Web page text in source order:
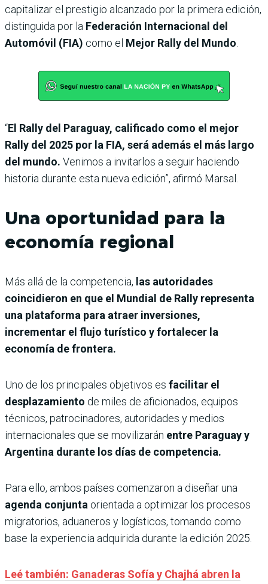
capitalizar el prestigio alcanzado por la primera edición,
distinguida por la Federación Internacional del
Automóvil (FIA) como el Mejor Rally del Mundo.
“El Rally del Paraguay, calificado como el mejor
Rally del 2025 por la FIA, será además el más largo
del mundo. Venimos a invitarlos a seguir haciendo
historia durante esta nueva edición”, afirmó Marsal.
Una oportunidad para la
economía regional
Más allá de la competencia, las autoridades
coincidieron en que el Mundial de Rally representa
una plataforma para atraer inversiones,
incrementar el flujo turístico y fortalecer la
economía de frontera.
Uno de los principales objetivos es facilitar el
desplazamiento de miles de aficionados, equipos
técnicos, patrocinadores, autoridades y medios
internacionales que se movilizarán entre Paraguay y
Argentina durante los días de competencia.
Para ello, ambos países comenzaron a diseñar una
agenda conjunta orientada a optimizar los procesos
migratorios, aduaneros y logísticos, tomando como
base la experiencia adquirida durante la edición 2025.
Leé también: Ganaderas Sofía y Chajhá abren la